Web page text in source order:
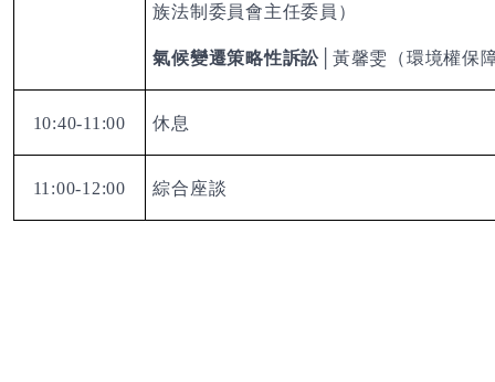
族法制委員會主任委員）
氣候變遷策略性訴訟 黃馨雯（環境權保
10:40-11:00 休息
11:00-12:00 綜合座談